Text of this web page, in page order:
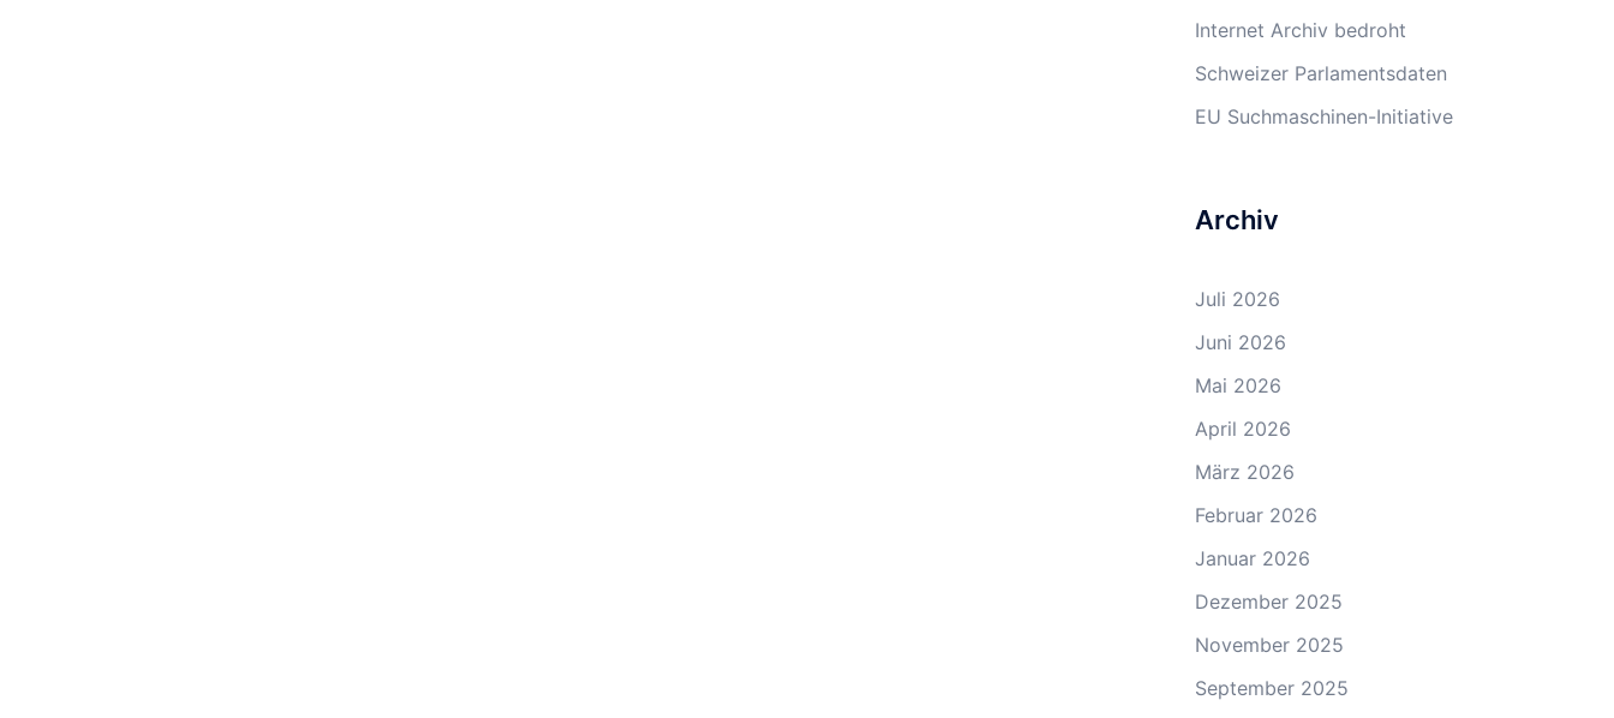
Internet Archiv bedroht
Schweizer Parlamentsdaten
EU Suchmaschinen-Initiative
Archiv
Juli 2026
Juni 2026
Mai 2026
April 2026
März 2026
Februar 2026
Januar 2026
Dezember 2025
November 2025
September 2025